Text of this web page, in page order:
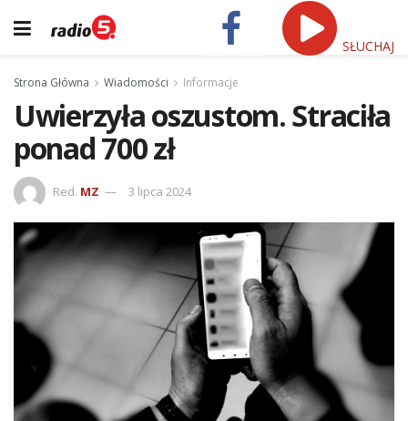
SŁUCHAJ
Strona Główna Wiadomości Informacje
Uwierzyła oszustom. Straciła
ponad 700 zł
Red. MZ 3 lipca 2024